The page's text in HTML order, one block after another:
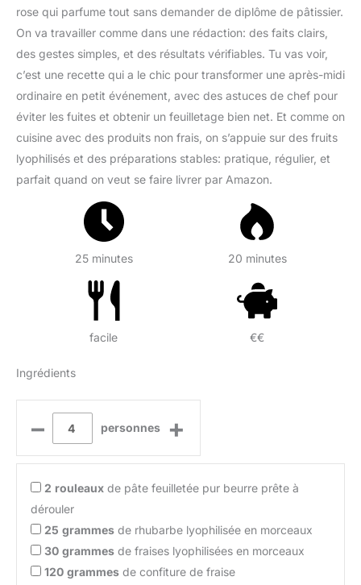
rose qui parfume tout sans demander de diplôme de pâtissier.
On va travailler comme dans une rédaction: des faits clairs,
des gestes simples, et des résultats vérifiables. Tu vas voir,
c’est une recette qui a le chic pour transformer une après-midi
ordinaire en petit événement, avec des astuces de chef pour
éviter les fuites et obtenir un feuilletage bien net. Et comme on
cuisine avec des produits non frais, on s’appuie sur des fruits
lyophilisés et des préparations stables: pratique, régulier, et
parfait quand on veut se faire livrer par Amazon.
25 minutes 20 minutes
facile €€
Ingrédients
– personnes +
2 rouleaux de pâte feuilletée pur beurre prête à
dérouler
25 grammes de rhubarbe lyophilisée en morceaux
30 grammes de fraises lyophilisées en morceaux
120 grammes de confiture de fraise